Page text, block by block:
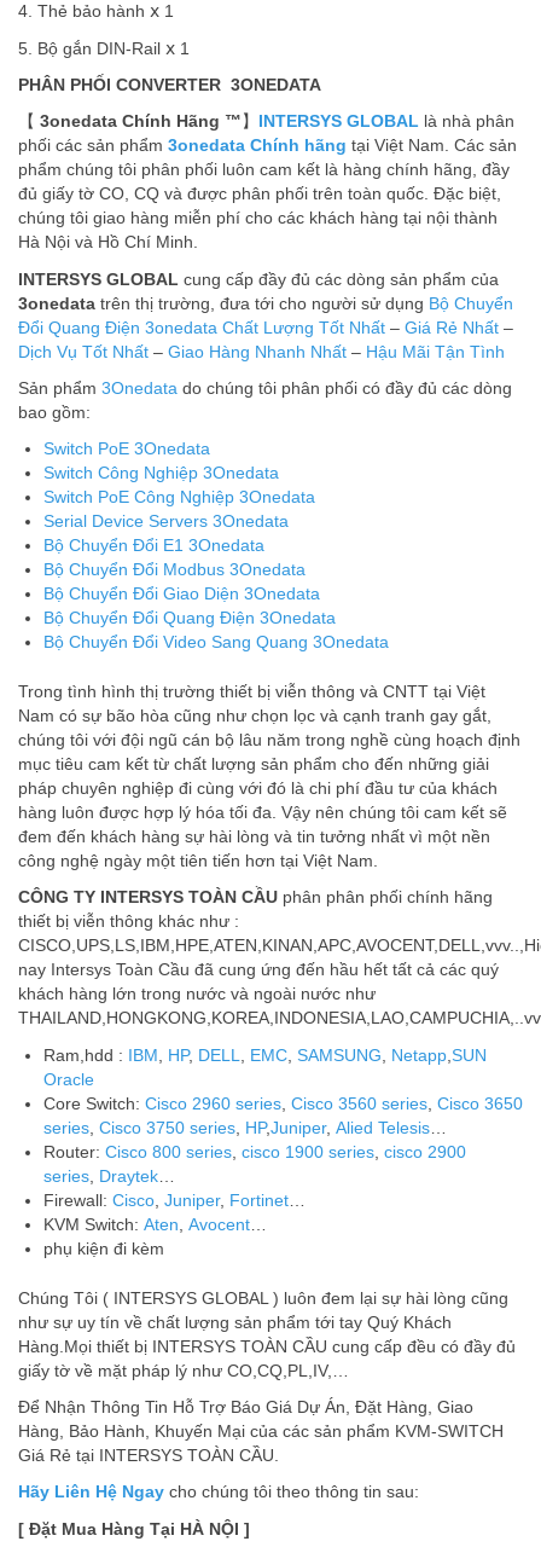
4. Thẻ bảo hành ⅹ 1
5. Bộ gắn DIN-Rail ⅹ 1
PHÂN PHỐI CONVERTER 3ONEDATA
【 3onedata Chính Hãng ™】 INTERSYS GLOBAL là nhà phân
phối các sản phẩm 3onedata Chính hãng tại Việt Nam. Các sản
phẩm chúng tôi phân phối luôn cam kết là hàng chính hãng, đầy
đủ giấy tờ CO, CQ và được phân phối trên toàn quốc. Đặc biệt,
chúng tôi giao hàng miễn phí cho các khách hàng tại nội thành
Hà Nội và Hồ Chí Minh.
INTERSYS GLOBAL cung cấp đầy đủ các dòng sản phẩm của
3onedata trên thị trường, đưa tới cho người sử dụng Bộ Chuyển
Đổi Quang Điện 3onedata Chất Lượng Tốt Nhất – Giá Rẻ Nhất –
Dịch Vụ Tốt Nhất – Giao Hàng Nhanh Nhất – Hậu Mãi Tận Tình
Sản phẩm 3Onedata do chúng tôi phân phối có đầy đủ các dòng
bao gồm:
Switch PoE 3Onedata
Switch Công Nghiệp 3Onedata
Switch PoE Công Nghiệp 3Onedata
Serial Device Servers 3Onedata
Bộ Chuyển Đổi E1 3Onedata
Bộ Chuyển Đổi Modbus 3Onedata
Bộ Chuyển Đổi Giao Diện 3Onedata
Bộ Chuyển Đổi Quang Điện 3Onedata
Bộ Chuyển Đổi Video Sang Quang 3Onedata
Trong tình hình thị trường thiết bị viễn thông và CNTT tại Việt
Nam có sự bão hòa cũng như chọn lọc và cạnh tranh gay gắt,
chúng tôi với đội ngũ cán bộ lâu năm trong nghề cùng hoạch định
mục tiêu cam kết từ chất lượng sản phẩm cho đến những giải
pháp chuyên nghiệp đi cùng với đó là chi phí đầu tư của khách
hàng luôn được hợp lý hóa tối đa. Vậy nên chúng tôi cam kết sẽ
đem đến khách hàng sự hài lòng và tin tưởng nhất vì một nền
công nghệ ngày một tiên tiến hơn tại Việt Nam.
CÔNG TY INTERSYS TOÀN CẦU phân phân phối chính hãng
thiết bị viễn thông khác như :
nay Intersys Toàn Cầu đã cung ứng đến hầu hết tất cả các quý
khách hàng lớn trong nước và ngoài nước như
Ram,hdd : IBM HP, DELL EMC, SAMSUNG Netapp, SUN
Oracle
Core Switch: Cisco 2960 series, Cisco 3560 series, Cisco 3650
series, Cisco 3750 series, HP,Juniper, Alied Telesis…
Router: Cisco 800 series, cisco 1900 series, cisco 2900
series, Draytek…
Firewall: Cisco, Juniper, Fortinet…
KVM Switch: Aten Avocent…
phụ kiện đi kèm
Chúng Tôi ( INTERSYS GLOBAL ) luôn đem lại sự hài lòng cũng
như sự uy tín về chất lượng sản phẩm tới tay Quý Khách
Hàng.Mọi thiết bị INTERSYS TOÀN CẦU cung cấp đều có đầy đủ
giấy tờ về mặt pháp lý như CO,CQ,PL,IV,…
Để Nhận Thông Tin Hỗ Trợ Báo Giá Dự Án, Đặt Hàng, Giao
Hàng, Bảo Hành, Khuyến Mại của các sản phẩm KVM-SWITCH
Giá Rẻ tại INTERSYS TOÀN CẦU.
Hãy Liên Hệ Ngay cho chúng tôi theo thông tin sau:
[ Đặt Mua Hàng Tại HÀ NỘI ]